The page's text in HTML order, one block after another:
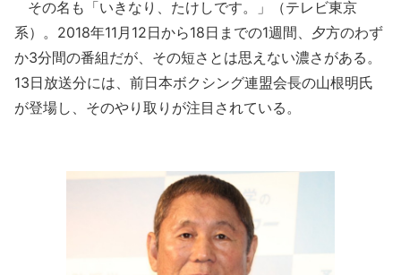
その名も「いきなり、たけしです。」（テレビ東京
系）。2018年11月12日から18日までの1週間、夕方のわず
か3分間の番組だが、その短さとは思えない濃さがある。
13日放送分には、前日本ボクシング連盟会長の山根明氏
が登場し、そのやり取りが注目されている。